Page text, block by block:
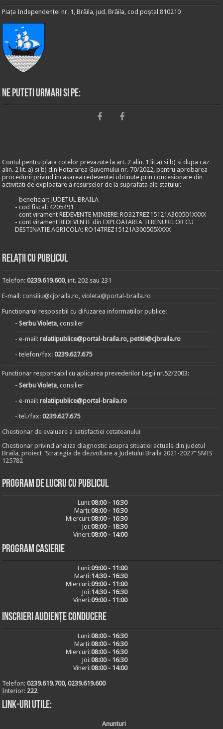
Piața Independenței nr. 1, Brăila, jud. Brăila, cod poștal 810210
Ne puteti urmari si pe:
Contul pentru plata cotelor prevazute la art. 2 alin. 1 lit.a) si b) si dupa caz
alin. 2 lit. a) si b) din Hotararea Guvernului nr. 70/2022, pentru aprobarea
procedurii privind incasarea redeventei obtinute prin concesionare din
activitati de exploatare a resurselor de la suprafata ale statului:
- beneficiar: JUDETUL BRAILA
- cod fiscal: 4205491
- cont virament REDEVENTE MINIERE: RO32TREZ15121A300501XXXX
- cont virament REDEVENTE din EXPLOATAREA TERENURILOR CU
DESTINATIE AGRICOLA: RO14TREZ15121A300505XXXX
Relații cu publicul
Telefon:0239.619.600, int. 202 sau 231
E-mail:consiliu@cjbraila.ro,violeta@portal-braila.ro
Functionarul resposabil cu difuzarea informatiilor publice:
- Serbu Violeta, consilier
- e-mail:relatiipublice@portal-braila.ro, petitii@cjbraila.ro
- telefon/fax:0239.627.675
Functionar responsabil cu aplicarea prevederilor Legii nr.52/2003:
- Serbu Violeta, consilier
- e-mail:relatiipublice@portal-braila.ro
- tel./fax:0239.627.675
Chestionar de evaluare a satisfactiei cetateanului
Chestionar privind analiza diagnostic asupra situatiei actuale din judetul
Braila, proiect "Strategia de dezvoltare a Judetului Braila 2021-2027" SMIS
125782
Program de lucru cu publicul
Luni:08:00 - 16:30
Marți:08:00 - 16:30
Miercuri:08:00 - 16:30
Joi:08:00 - 18:30
Vineri:08:00 - 14:00
Program casierie
Luni:09:00 - 11:00
Marți:14:30 - 16:30
Miercuri:09:00 - 11:00
Joi:14:30 - 16:30
Vineri:09:00 - 11:00
Inscrieri audiențe conducere
Luni:08:00 - 16:30
Marți:08:00 - 16:30
Miercuri:08:00 - 16:30
Joi:08:00 - 16:30
Vineri:08:00 - 14:00
Telefon:0239.619.700, 0239.619.600
Interior: 222
Link-uri utile:
Anunturi